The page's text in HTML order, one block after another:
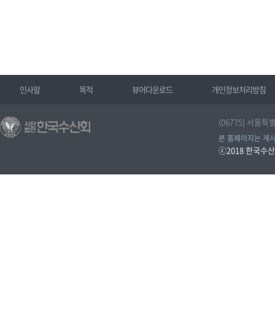
인사말 목적 뷰어다운로드 개인정보처리방침
(06775) 서울특
본 홈페이지는 게
ⓒ2018한국수